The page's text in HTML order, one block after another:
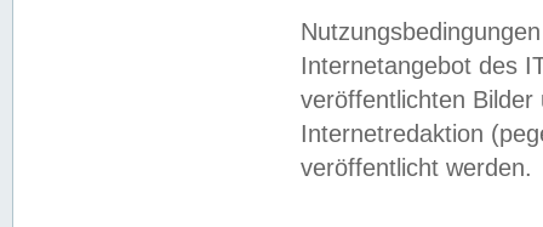
Internetangebot des
veröffentlichten
Internetredaktion
veröffentlicht werden.